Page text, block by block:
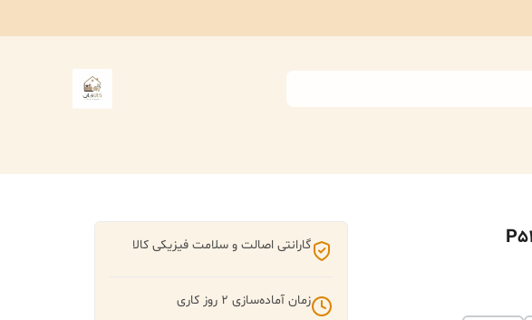
گارانتی اصالت و سلامت فیزیکی کالا
زمان آماده‌سازی 2 روز کاری